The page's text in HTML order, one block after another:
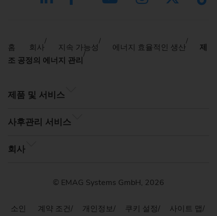
홈 회사 지속 가능성 에너지 효율적인 생산
제
조 공정의 에너지 관리
제품 및 서비스
사후관리 서비스
회사
© EMAG Systems GmbH, 2026
소인 계약 조건 개인정보 쿠키 설정 사이트 맵